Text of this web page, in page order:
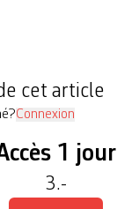
cet article
Connexion
1 jour
3.-